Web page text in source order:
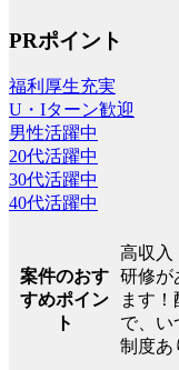
PRポイント
福利厚生充実
U・Iターン歓迎
男性活躍中
20代活躍中
30代活躍中
40代活躍中
案件のおす
すめポイン
ト
高収入
研修が
ます
で、い
制度あ